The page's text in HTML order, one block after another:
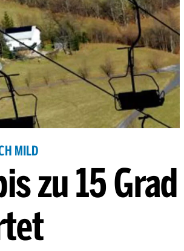
MILD
zu 15 Grad